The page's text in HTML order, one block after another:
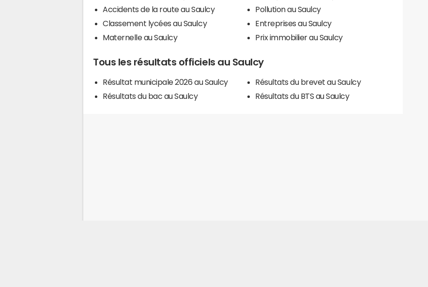
Accidents de la route au Saulcy
Classement lycées au Saulcy
Maternelle au Saulcy
Pollution au Saulcy
Entreprises au Saulcy
Prix immobilier au Saulcy
Tous les résultats officiels au Saulcy
Résultat municipale 2026 au Saulcy
Résultats du bac au Saulcy
Résultats du brevet au Saulcy
Résultats du BTS au Saulcy